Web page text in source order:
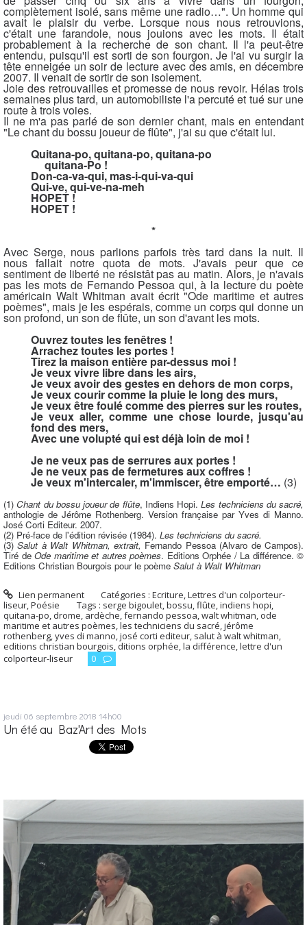
complètement isolé, sans même une radio…". Un homme qui
avait le plaisir du verbe. Lorsque nous nous retrouvions,
c'était une farandole, nous jouions avec les mots. Il était
probablement à la recherche de son chant. Il l'a peut-être
entendu, puisqu'il est sorti de son fourgon. Je l'ai vu surgir la
tête enneigée un soir de lecture avec des amis, en décembre
2007. Il venait de sortir de son isolement.
Joie des retrouvailles et promesse de nous revoir. Hélas trois
semaines plus tard, un automobiliste l'a percuté et tué sur une
route à trois voies.
Il ne m'a pas parlé de son dernier chant, mais en entendant
"Le chant du bossu joueur de flûte", j'ai su que c'était lui.
Quitana-po, quitana-po, quitana-po
quitana-Po !
Don-ca-va-qui, mas-i-qui-va-qui
Qui-ve, qui-ve-na-meh
HOPET !
HOPET !
*
Avec Serge, nous parlions parfois très tard dans la nuit. Il
nous fallait notre quota de mots. J'avais peur que ce
sentiment de liberté ne résistât pas au matin. Alors, je n'avais
pas les mots de Fernando Pessoa qui, à la lecture du poète
américain Walt Whitman avait écrit "Ode maritime et autres
poèmes", mais je les espérais, comme un corps qui donne un
son profond, un son de flûte, un son d'avant les mots.
Ouvrez toutes les fenêtres !
Arrachez toutes les portes !
Tirez la maison entière par-dessus moi !
Je veux vivre libre dans les airs,
Je veux avoir des gestes en dehors de mon corps,
Je veux courir comme la pluie le long des murs,
Je veux être foulé comme des pierres sur les routes,
Je veux aller, comme une chose lourde, jusqu'au
fond des mers,
Avec une volupté qui est déjà loin de moi !
Je ne veux pas de serrures aux portes !
Je ne veux pas de fermetures aux coffres !
Je veux m'intercaler, m'immiscer, être emporté… (3)
(1)Chant du bossu joueur de flûte, Indiens Hopi.Les techniciens du sacré,
anthologie de Jérôme Rothenberg. Version française par Yves di Manno.
José Corti Editeur. 2007.
(2) Pré-face de l'édition révisée (1984). Les techniciens du sacré.
(3)Salut à Walt Whitman, extrait, Fernando Pessoa (Alvaro de Campos).
Tiré de Ode maritime et autres poèmes. Editions Orphée / La différence. ©
Editions Christian Bourgois pour le poème Salut à Walt Whitman
Lien permanent Catégories :Ecriture,Lettres d'un colporteur-
liseur,Poésie Tags : serge bigoulet,bossu,flûte,indiens hopi,
quitana-po, drome, ardèche,fernando pessoa,walt whitman, ode
maritime et autres poèmes,les techniciens du sacré,jérôme
rothenberg,yves di manno,josé corti editeur, salut à walt whitman,
editions christian bourgois, ditions orphée,la différence,lettre d'un
colporteur-liseur
0
jeudi 06 septembre 2018 14h00
Un été au Baz'Art des Mots